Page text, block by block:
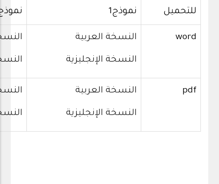
للتحميل نموذج1
word النسخة العربية
النسخة الإنجليزية
pdf النسخة العربية
النسخة الإنجليزية